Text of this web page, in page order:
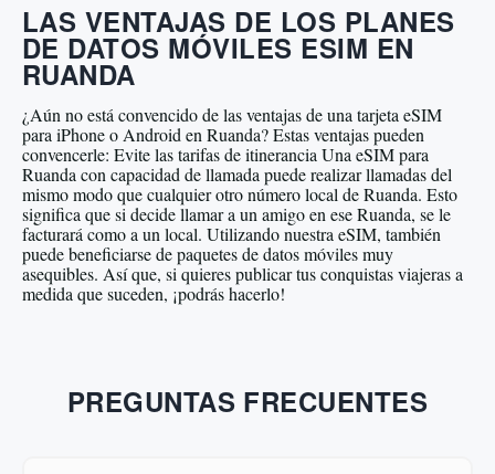
LAS VENTAJAS DE LOS PLANES
DE DATOS MÓVILES ESIM EN
RUANDA
¿Aún no está convencido de las ventajas de una tarjeta eSIM
para iPhone o Android en Ruanda? Estas ventajas pueden
convencerle: Evite las tarifas de itinerancia Una eSIM para
Ruanda con capacidad de llamada puede realizar llamadas del
mismo modo que cualquier otro número local de Ruanda. Esto
significa que si decide llamar a un amigo en ese Ruanda, se le
facturará como a un local. Utilizando nuestra eSIM, también
puede beneficiarse de paquetes de datos móviles muy
asequibles. Así que, si quieres publicar tus conquistas viajeras a
medida que suceden, ¡podrás hacerlo!
PREGUNTAS FRECUENTES